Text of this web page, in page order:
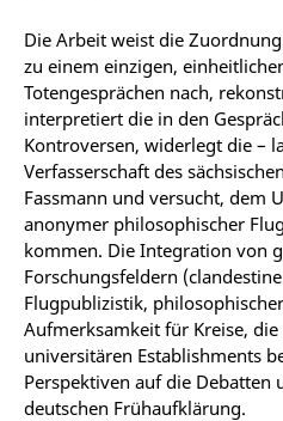
Die Arbeit weist die
zu einem einzigen,
Totengesprächen nach,
interpretiert die in den
Kontroversen, widerlegt die –
Verfasserschaft des
Fassmann und versucht, dem
anonymer philosophischer
kommen. Die Integration von
Forschungsfeldern
Flugpublizistik,
Aufmerksamkeit für Kreise, die
universitären Establishments
Perspektiven auf die Debatten
deutschen Frühaufklärung.